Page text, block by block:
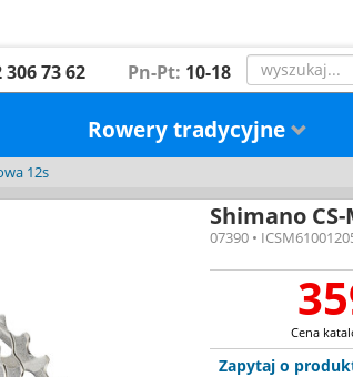
306 73 62 Pn-Pt: 10-18
Rowery tradycyjne
12s
Shimano
07390 •
Cena
Zapytaj o